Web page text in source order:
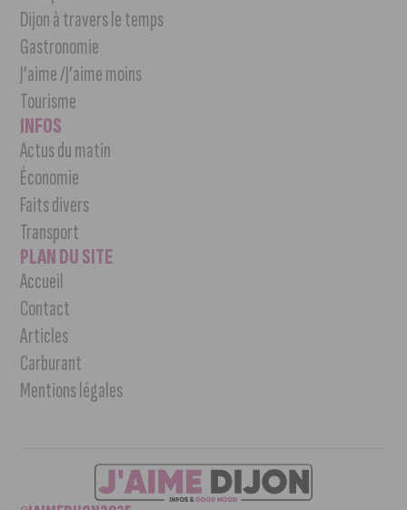
Dijon à travers le temps
Gastronomie
J’aime /J’aime moins
Tourisme
INFOS
Actus du matin
Économie
Faits divers
Transport
PLAN DU SITE
Accueil
Contact
Articles
Carburant
Mentions légales